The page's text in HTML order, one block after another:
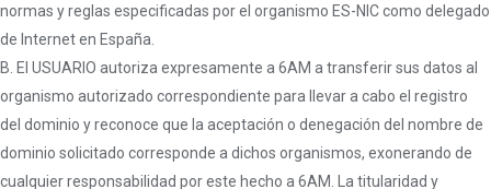
normas y reglas especificadas por el organismo ES-NIC como delegado
de Internet en España.
B. El USUARIO autoriza expresamente a 6AM a transferir sus datos al
organismo autorizado correspondiente para llevar a cabo el registro
del dominio y reconoce que la aceptación o denegación del nombre de
dominio solicitado corresponde a dichos organismos, exonerando de
cualquier responsabilidad por este hecho a 6AM. La titularidad y